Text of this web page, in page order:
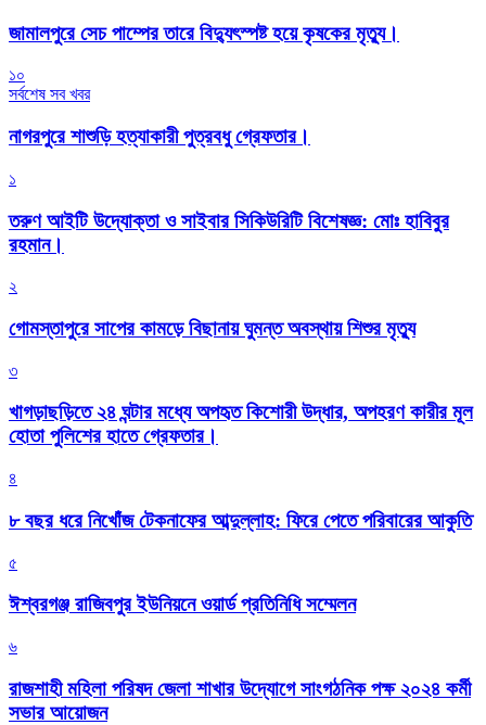
জামালপুরে সেচ পাম্পের তারে বিদ্যুৎস্পষ্ট হয়ে কৃষকের মৃত্যু।
১০
সর্বশেষ সব খবর
নাগরপুরে শাশুড়ি হত্যাকারী পুত্রবধু গ্রেফতার।
১
তরুণ আইটি উদ্যোক্তা ও সাইবার সিকিউরিটি বিশেষজ্ঞ: মোঃ হাবিবুর
রহমান।
২
গোমস্তাপুরে সাপের কামড়ে বিছানায় ঘুমন্ত অবস্থায় শিশুর মৃত্যু
৩
খাগড়াছড়িতে ২৪ ঘন্টার মধ্যে অপহৃত কিশোরী উদ্ধার, অপহরণ কারীর মূল
হোতা পুলিশের হাতে গ্রেফতার।
৪
৮ বছর ধরে নিখোঁজ টেকনাফের আব্দুল্লাহ: ফিরে পেতে পরিবারের আকুতি
৫
ঈশ্বরগঞ্জ রাজিবপুর ইউনিয়নে ওয়ার্ড প্রতিনিধি সম্মেলন
৬
রাজশাহী মহিলা পরিষদ জেলা শাখার উদ্যোগে সাংগঠনিক পক্ষ ২০২৪ কর্মী
সভার আয়োজন